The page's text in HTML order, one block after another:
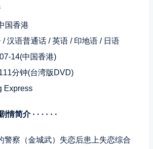
国香港
/ 汉语普通话 / 英语 / 印地语 / 日语
14(中国香港)
分钟(台湾版DVD)
Express
简介 · · · · · ·
警察（金城武）失恋后患上失恋综合